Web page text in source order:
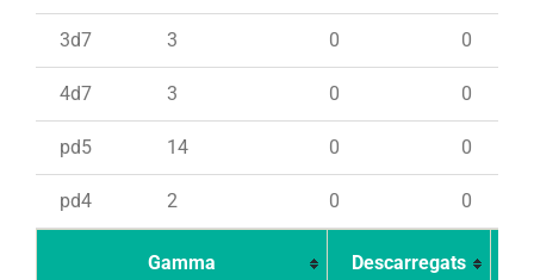
3d7 3 0 0
4d7 3 0 0
pd5 14 0 0
pd4 2 0 0
Gamma Descarregats